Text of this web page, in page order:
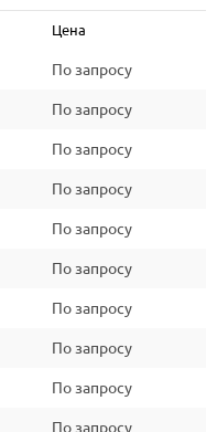
Цена
По запросу
По запросу
По запросу
По запросу
По запросу
По запросу
По запросу
По запросу
По запросу
По запросу